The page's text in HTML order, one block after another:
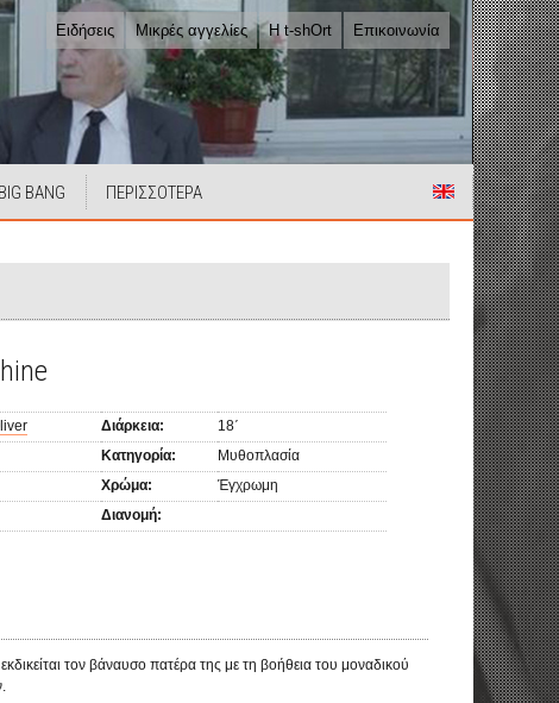
Ειδήσεις Μικρές αγγελίες Η t-shOrt Επικοινωνία
BIG BANG ΠΕΡΙΣΣΟΤΕΡΑ
Διάρκεια:
18΄
Κατηγορία:
Μυθοπλασία
Χρώμα:
Έγχρωμη
Διανομή:
τον βάναυσο πατέρα της με τη βοήθεια του μοναδικού